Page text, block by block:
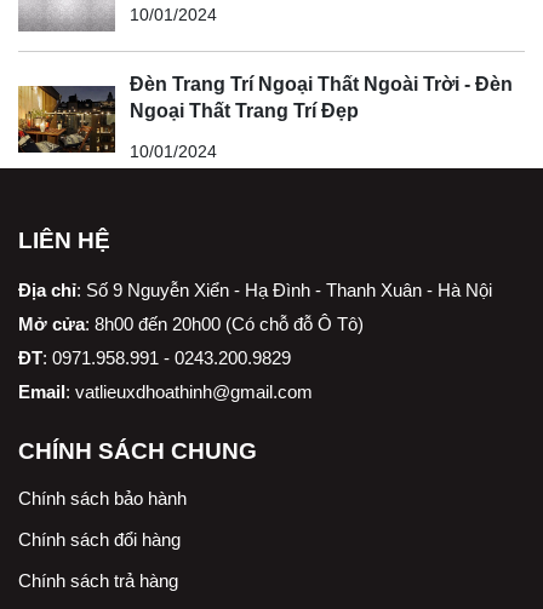
10/01/2024
Đèn Trang Trí Ngoại Thất Ngoài Trời - Đèn
Ngoại Thất Trang Trí Đẹp
10/01/2024
LIÊN HỆ
Địa chỉ: Số 9 Nguyễn Xiển - Hạ Đình - Thanh Xuân - Hà Nội
Mở cửa: 8h00 đến 20h00 (Có chỗ đỗ Ô Tô)
ĐT: 0971.958.991 - 0243.200.9829
Email: vatlieuxdhoathinh@gmail.com
CHÍNH SÁCH CHUNG
Chính sách bảo hành
Chính sách đổi hàng
Chính sách trả hàng